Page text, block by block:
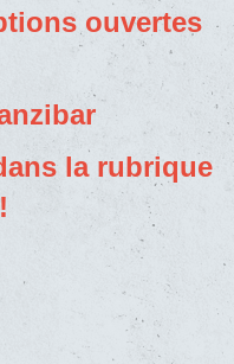
ouvertes
la rubrique